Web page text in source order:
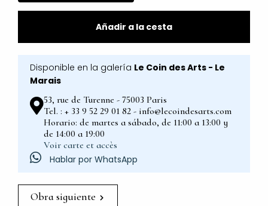
Añadir a la cesta
Disponible en la galería Le Coin des Arts - Le
Marais
53, rue de Turenne - 75003 Paris
Tel. : + 33 9 52 29 01 82 - info@lecoindesarts.com
Horario: de martes a sábado, de 11:00 a 13:00 y
de 14:00 a 19:00
Voir carte et accès
Hablar por WhatsApp
Obra siguiente